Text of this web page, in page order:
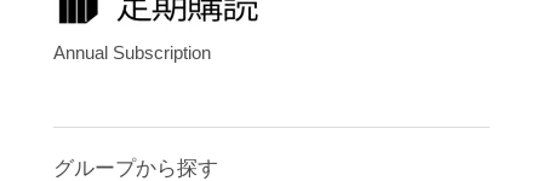
Annual Subscription
グループから探す